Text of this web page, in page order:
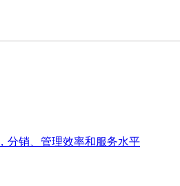
分销、管理效率和服务水平